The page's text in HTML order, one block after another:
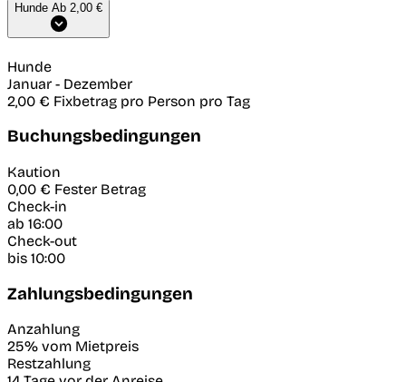
Hunde Ab 2,00 €
Hunde
Januar - Dezember
2,00 € Fixbetrag pro Person pro Tag
Buchungsbedingungen
Kaution
0,00 € Fester Betrag
Check-in
ab 16:00
Check-out
bis 10:00
Zahlungsbedingungen
Anzahlung
25% vom Mietpreis
Restzahlung